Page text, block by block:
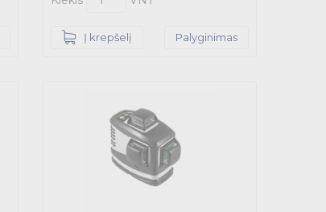
Į krepšelį Palyginimas